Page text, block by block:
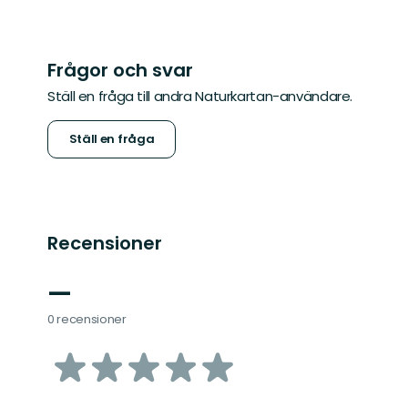
Frågor och svar
Ställ en fråga till andra Naturkartan-användare.
Ställ en fråga
Recensioner
—
0 recensioner
av